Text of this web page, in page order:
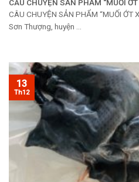
CÂU CHUYỆN SẢN PHẨM “MUỐI
CÂU CHUYỆN SẢN PHẨM “MUỐI ỚT
Sơn Thượng, huyện ...
13
Th12